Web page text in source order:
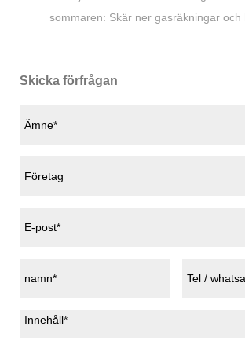
sommaren: Skär ner gasräkningar och
Skicka förfrågan